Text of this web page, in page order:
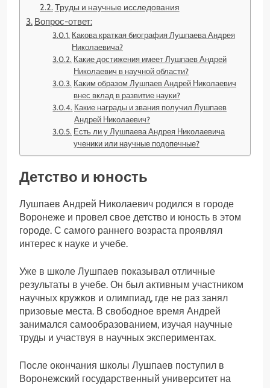
Труды и научные исследования
Вопрос-ответ:
Какова краткая биография Лушпаева Андрея
Николаевича?
Какие достижения имеет Лушпаев Андрей
Николаевич в научной области?
Каким образом Лушпаев Андрей Николаевич
внес вклад в развитие науки?
Какие награды и звания получил Лушпаев
Андрей Николаевич?
Есть ли у Лушпаева Андрея Николаевича
ученики или научные подопечные?
Детство и юность
Лушпаев Андрей Николаевич родился в городе
Воронеже и провел свое детство и юность в этом
городе. С самого раннего возраста проявлял
интерес к науке и учебе.
Уже в школе Лушпаев показывал отличные
результаты в учебе. Он был активным участником
научных кружков и олимпиад, где не раз занял
призовые места. В свободное время Андрей
занимался самообразованием, изучая научные
труды и участвуя в научных экспериментах.
После окончания школы Лушпаев поступил в
Воронежский государственный университет на